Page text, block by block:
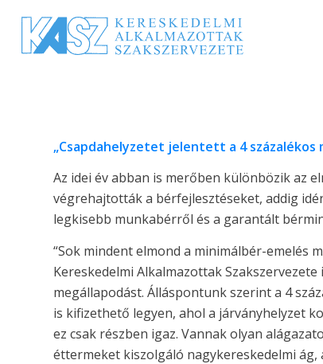
„Csapdahelyzetet jelentett a 4 százalékos
Az idei év abban is merőben különbözik az
végrehajtották a bérfejlesztéseket, addig
legkisebb munkabérről és a garantált
“Sok mindent elmond a minimálbér-emelés
Kereskedelmi Alkalmazottak
megállapodást. Álláspontunk szerint a 4
is kifizethető legyen, ahol a járványhelyzet
ez csak részben igaz. Vannak olyan
éttermeket kiszolgáló nagykereskedelmi